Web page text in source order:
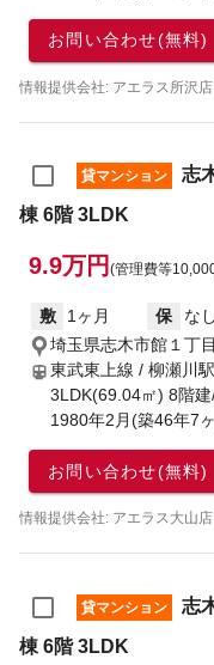
お問い合わせ(無料)
情報提供会社: アエラス所沢
貸マンション
志
棟 6階 3LDK
9.9万円 (管理費等
敷 1ヶ月 保 なし
埼玉県志木市館１丁目
東武東上線 / 柳瀬川駅
3LDK(69.04㎡) 8階
1980年2月(築46年7
お問い合わせ(無料)
情報提供会社: アエラス大山
貸マンション
志
棟 6階 3LDK